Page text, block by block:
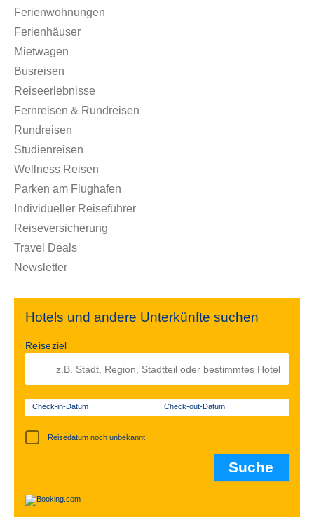
Ferienwohnungen
Ferienhäuser
Mietwagen
Busreisen
Reiseerlebnisse
Fernreisen & Rundreisen
Rundreisen
Studienreisen
Wellness Reisen
Parken am Flughafen
Individueller Reiseführer
Reiseversicherung
Travel Deals
Newsletter
Hotels und andere Unterkünfte suchen
Reiseziel
Check-in-Datum Check-out-Datum
Reisedatum noch unbekannt